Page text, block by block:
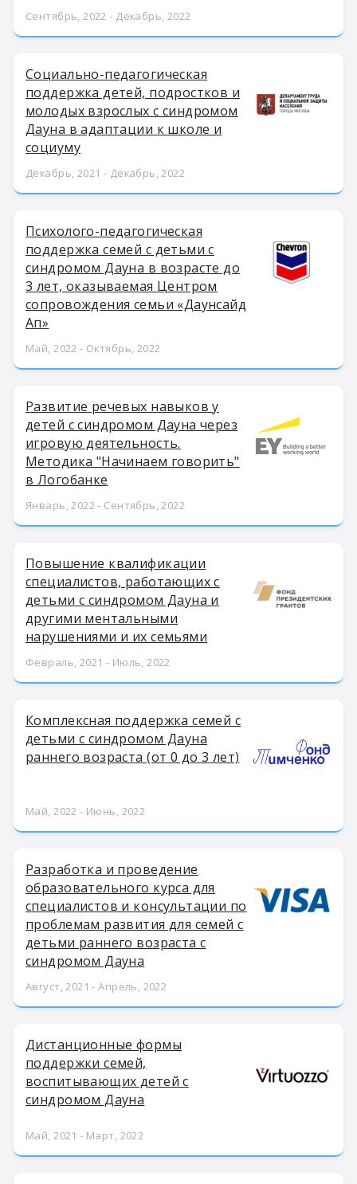
Сентябрь, 2022 - Декабрь, 2022
Социально-педагогическая
поддержка детей, подростков и
молодых взрослых с синдромом
Дауна в адаптации к школе и
социуму
Декабрь, 2021 - Декабрь, 2022
Психолого-педагогическая
поддержка семей с детьми с
синдромом Дауна в возрасте до
3 лет, оказываемая Центром
сопровождения семьи «Даунсайд
Ап»
Май, 2022 - Октябрь, 2022
Развитие речевых навыков у
детей с синдромом Дауна через
игровую деятельность.
Методика "Начинаем говорить"
в Логобанке
Январь, 2022 - Сентябрь, 2022
Повышение квалификации
специалистов, работающих с
детьми с синдромом Дауна и
другими ментальными
нарушениями и их семьями
Февраль, 2021 - Июль, 2022
Комплексная поддержка семей с
детьми с синдромом Дауна
раннего возраста (от 0 до 3 лет)
Май, 2022 - Июнь, 2022
Разработка и проведение
образовательного курса для
специалистов и консультации по
проблемам развития для семей с
детьми раннего возраста с
синдромом Дауна
Август, 2021 - Апрель, 2022
Дистанционные формы
поддержки семей,
воспитывающих детей с
синдромом Дауна
Май, 2021 - Март, 2022